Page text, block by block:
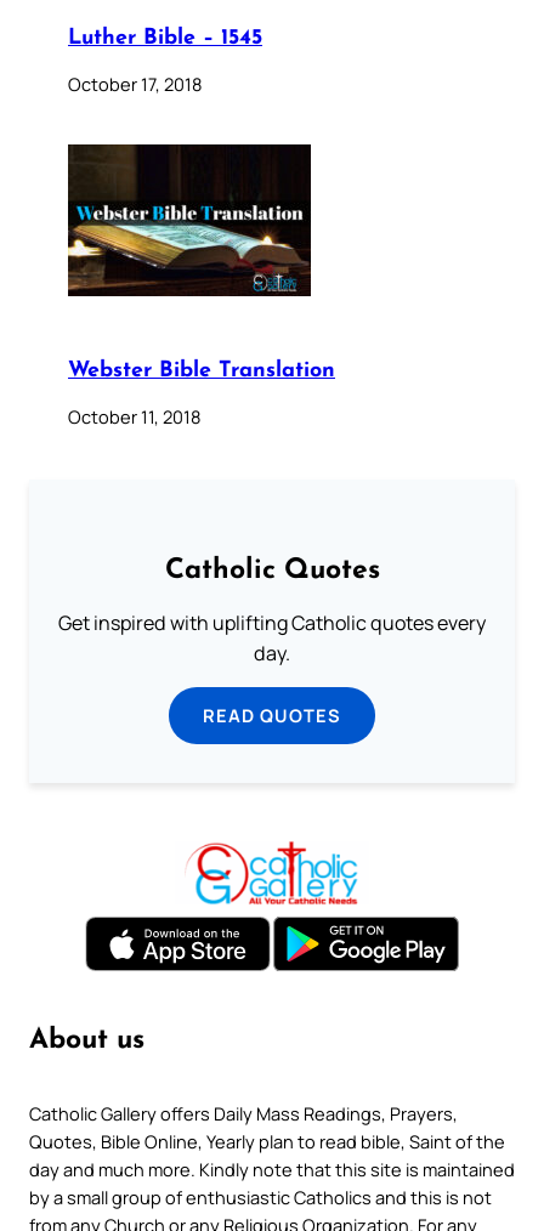
Luther Bible – 1545
October 17, 2018
Webster Bible Translation
October 11, 2018
Catholic Quotes
Get inspired with uplifting Catholic quotes every
day.
READ QUOTES
About us
Catholic Gallery offers Daily Mass Readings, Prayers,
Quotes, Bible Online, Yearly plan to read bible, Saint of the
day and much more. Kindly note that this site is maintained
by a small group of enthusiastic Catholics and this is not
from any Church or any Religious Organization. For any